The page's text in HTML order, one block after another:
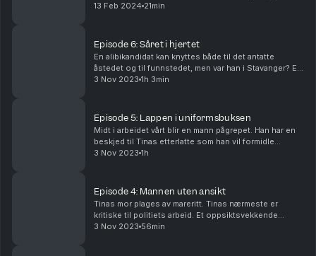
Og hvorfor har flere uavhengige vitner sett
13 Feb 2024 21min
Episode 6: Såret i hjertet
En alibikandidat kan knyttes både til det antatte
åstedet og til funnstedet, men var han i Stavanger? En
annen hevder han er feilaktig dømt for kvinnedrap og
3 Nov 2023 1h 3min
Episode 5: Lappen i uniformsbuksen
Midt i arbeidet vårt blir en mann pågrepet. Han har en
beskjed til Tinas etterlatte som han vil formidle
gjennom oss. Mannen har vært i politiets søkelys
3 Nov 2023 1h
Episode 4: Mannen uten ansikt
Tinas mor plages av mareritt. Tinas nærmeste er
kritiske til politiets arbeid. Et oppsiktsvekkende
lydopptak setter plutselig søkelyset på noen av Tinas
3 Nov 2023 56min